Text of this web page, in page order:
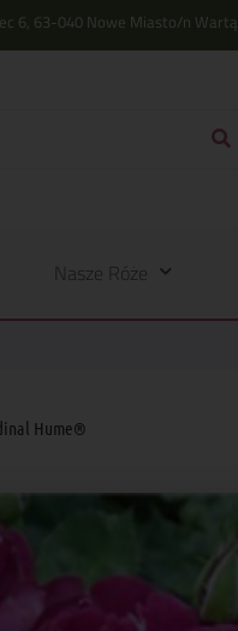
6, 63-040 Nowe Miasto/n Wartą
Nasze Róże
Hume®